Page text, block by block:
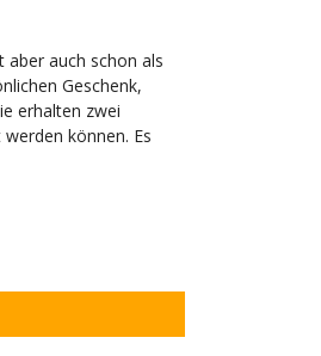
aber auch schon als
Geschenk,
erhalten zwei
können. Es